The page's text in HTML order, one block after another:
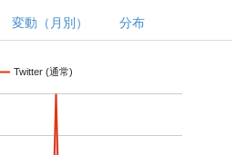
変動（月別） 分布
Twitter (通常)